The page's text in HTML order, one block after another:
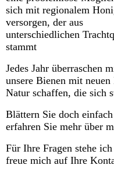
sich mit regionalem
versorgen, der aus
unterschiedlichen
stammt
Jedes Jahr überraschen
unsere Bienen mit
Natur schaffen, die sich
Blättern Sie doch
erfahren Sie mehr über
Für Ihre Fragen stehe
freue mich auf Ihre